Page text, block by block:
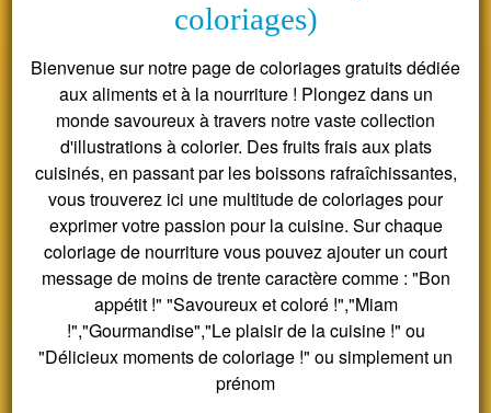
coloriages)
Bienvenue sur notre page de coloriages gratuits dédiée
aux aliments et à la nourriture ! Plongez dans un
monde savoureux à travers notre vaste collection
d'illustrations à colorier. Des fruits frais aux plats
cuisinés, en passant par les boissons rafraîchissantes,
vous trouverez ici une multitude de coloriages pour
exprimer votre passion pour la cuisine. Sur chaque
coloriage de nourriture vous pouvez ajouter un court
message de moins de trente caractère comme : "Bon
appétit !" "Savoureux et coloré !","Miam
!","Gourmandise","Le plaisir de la cuisine !" ou
"Délicieux moments de coloriage !" ou simplement un
prénom